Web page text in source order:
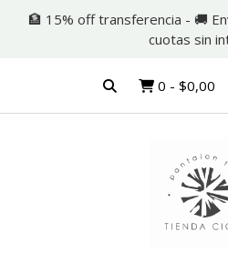
🏦 15% off transferencia - 🚚
cuotas sin
0 - $0,00